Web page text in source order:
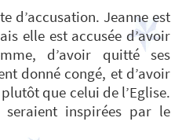
d’accusation. Jeanne est
elle est accusée d’avoir
d’avoir quitté ses
donné congé, et d’avoir
que celui de l’Eglise.
inspirées par le